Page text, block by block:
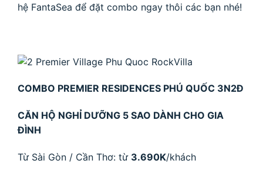
hệ FantaSea để đặt combo ngay thôi các bạn nhé!
COMBO PREMIER RESIDENCES PHÚ QUỐC 3N2Đ
CĂN HỘ NGHỈ DƯỠNG 5 SAO DÀNH CHO GIA
ĐÌNH
Từ Sài Gòn / Cần Thơ: từ 3.690K/khách